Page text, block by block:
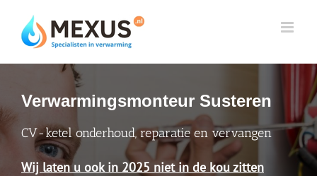
content
Verwarmingsmonteur Susteren
CV-ketel onderhoud, reparatie en vervangen
Wij laten u ook in 2025 niet in de kou zitten